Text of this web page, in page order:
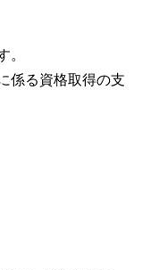
。
係る資格取得の支